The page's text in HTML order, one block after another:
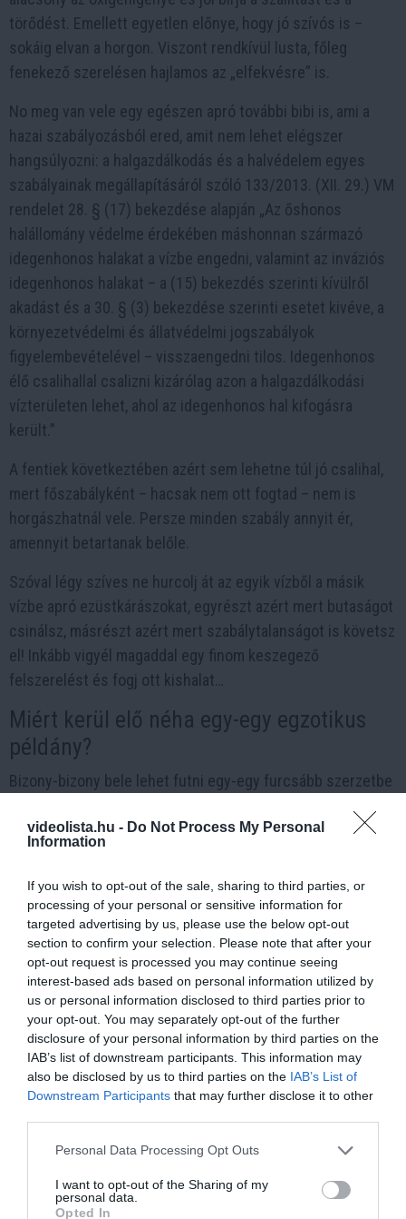
videolista.hu - Do Not Process My Personal
Information
If you wish to opt-out of the sale, sharing to third parties, or
processing of your personal or sensitive information for
targeted advertising by us, please use the below opt-out
section to confirm your selection. Please note that after your
opt-out request is processed you may continue seeing
interest-based ads based on personal information utilized by
us or personal information disclosed to third parties prior to
your opt-out. You may separately opt-out of the further
disclosure of your personal information by third parties on the
IAB’s list of downstream participants. This information may
also be disclosed by us to third parties on the IAB’s List of
Downstream Participants that may further disclose it to other
Please note that this website/app uses one or more Google
not limited to your visit or usage behaviour. You may click to
grant or deny consent to Google and its third-party tags to
Personal Data Processing Opt Outs
I want to opt-out of the Sharing of my
personal data.
Opted In
törődést. Emellett egyetlen előnye, hogy jó szívós is –
sokáig elvan a horgon. Viszont rendkívül lusta, főleg
fenekező szerelésen hajlamos az „elfekvésre” is.
No meg van vele egy egészen apró további bibi is, ami a
hazai szabályozásból ered, amit nem lehet elégszer
hangsúlyozni: a halgazdálkodás és a halvédelem egyes
szabályainak megállapításáról szóló 133/2013. (XII. 29.) VM
rendelet 28. § (17) bekezdése alapján „Az őshonos
halállomány védelme érdekében máshonnan származó
idegenhonos halakat a vízbe engedni, valamint az inváziós
idegenhonos halakat – a (15) bekezdés szerinti kívülről
akadást és a 30. § (3) bekezdése szerinti esetet kivéve, a
környezetvédelmi és állatvédelmi jogszabályok
figyelembevételével – visszaengedni tilos. Idegenhonos
élő csalihallal csalizni kizárólag azon a halgazdálkodási
vízterületen lehet, ahol az idegenhonos hal kifogásra
került.”
A fentiek következtében azért sem lehetne túl jó csalihal,
mert főszabályként – hacsak nem ott fogtad – nem is
horgászhatnál vele. Persze minden szabály annyit ér,
amennyit betartanak belőle.
Szóval légy szíves ne hurcolj át az egyik vízből a másik
vízbe apró ezüstkárászokat, egyrészt azért mert butaságot
csinálsz, másrészt azért mert szabálytalanságot is követsz
el! Inkább vigyél magaddal egy finom keszegező
felszerelést és fogj ott kishalat…
Miért kerül elő néha egy-egy egzotikus
példány?
Bizony-bizony bele lehet futni egy-egy furcsább szerzetbe
egy „gülüszemű” is…. Ezek rendes mutációk, nincs velük
hanem kettő különböző variánsa ismert. Az egyik a kelet-
ázsiai ezüstkárász változata (Carassius carassius
auratus), amelyből az aranyhalat nemesítették, és mint
akvarisztikai hal népszerű.
A másik változat a nyugati típusa (Carassius auratus
gibelio), amelyeket a hazai vizeinkben fogjuk nap mint nap.
Vélelmezhetően számos egzotikus kereszteződés alakult
ki az elmúlt 50 évben…
Amikor mást nem tudsz fogni tőle: